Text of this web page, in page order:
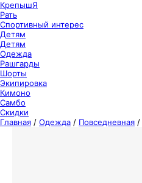
КрепышЯ
Рать
Спортивный интерес
Детям
Детям
Одежда
Рашгарды
Шорты
Экипировка
Кимоно
Самбо
Скидки
Главная / Одежда / Повседневная /